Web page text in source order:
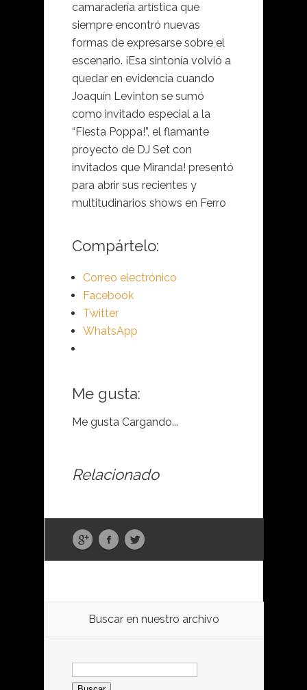
camaradería artística que
siempre encontró nuevas
formas de expresarse sobre el
escenario. ¡Esa sintonía volvió a
quedar en evidencia cuando
Joaquín Levinton se sumó
como invitado especial a la
“Fiesta Poppa!”, el flamante
proyecto de DJ Set con
invitados que Miranda! presentó
para abrir sus recientes y
multitudinarios shows en Ferro
Compártelo:
Correo electrónico
Facebook
Twitter
WhatsApp
Me gusta:
Me gusta Cargando...
Relacionado
Buscar en nuestro archivo
Buscar: